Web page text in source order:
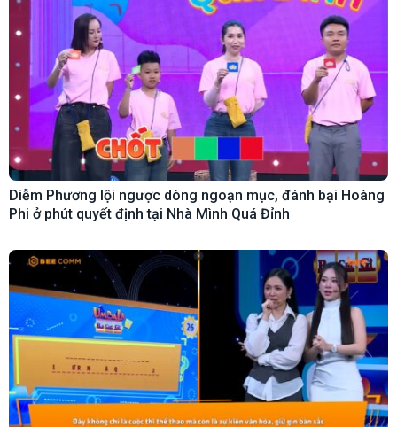
Diễm Phương lội ngược dòng ngoạn mục, đánh bại Hoàng
Phi ở phút quyết định tại Nhà Mình Quá Đỉnh